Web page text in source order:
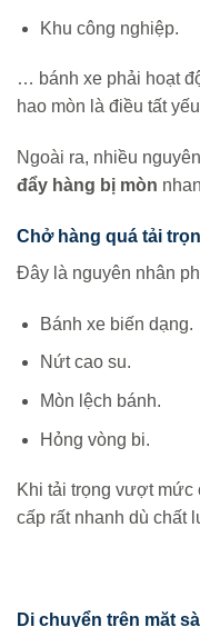
Khu công nghiệp.
… bánh xe phải hoạt
hao mòn là điều tất
Ngoài ra, nhiều
đẩy hàng bị mòn
Chở hàng quá tải
Đây là nguyên nhân
Bánh xe biến dạng.
Nứt cao su.
Mòn lệch bánh.
Hỏng vòng bi.
Khi tải trọng vượt mức
cấp rất nhanh dù chất
Di chuyển trên mặt